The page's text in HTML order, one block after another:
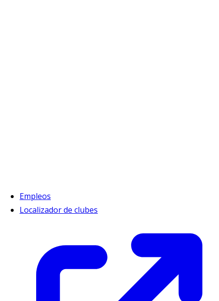
Empleos
Localizador de clubes